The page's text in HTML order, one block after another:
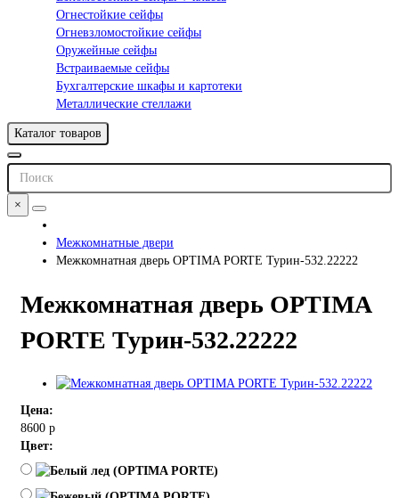
Огнестойкие сейфы
Огневзломостойкие сейфы
Оружейные сейфы
Встраиваемые сейфы
Бухгалтерские шкафы и картотеки
Металлические стеллажи
Каталог товаров
×
Межкомнатные двери
Межкомнатная дверь OPTIMA PORTE Турин-532.22222
Межкомнатная дверь OPTIMA
PORTE Турин-532.22222
Цена:
8600 р
Цвет: